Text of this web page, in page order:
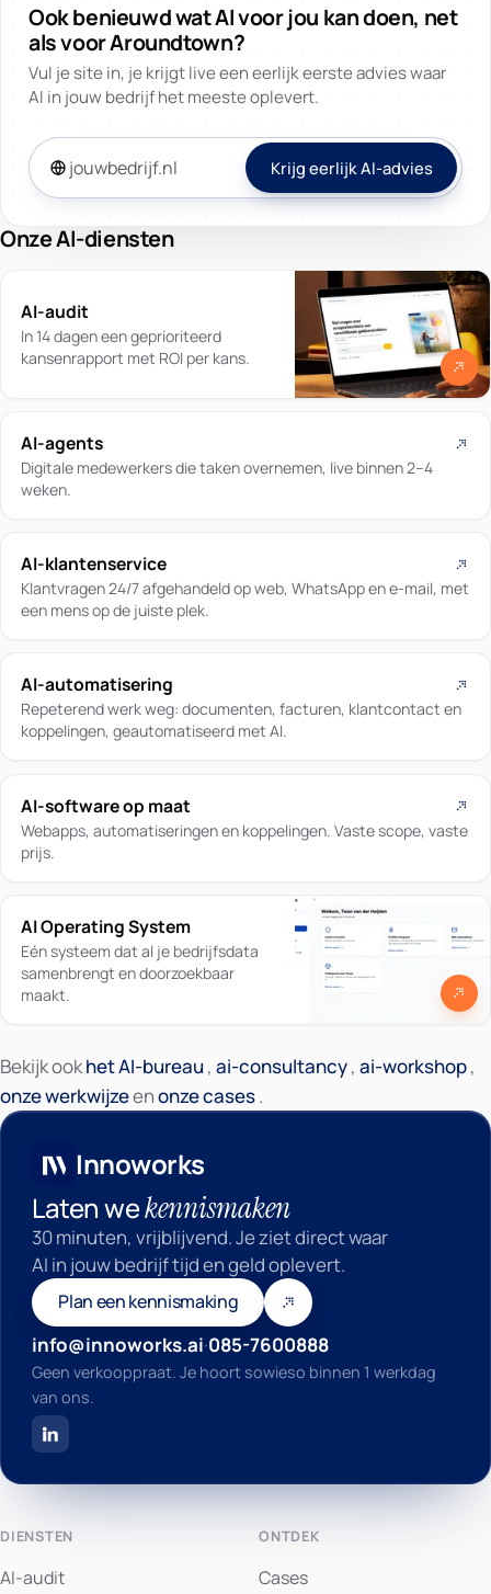
Ook benieuwd wat AI voor jou kan doen, net
als voor Aroundtown?
Vul je site in, je krijgt live een eerlijk eerste advies waar
AI in jouw bedrijf het meeste oplevert.
Krijg eerlijk AI-advies
Onze AI-diensten
AI-audit
In 14 dagen een geprioriteerd
kansenrapport met ROI per kans.
AI-agents
Digitale medewerkers die taken overnemen, live binnen 2–4
weken.
AI-klantenservice
Klantvragen 24/7 afgehandeld op web, WhatsApp en e-mail, met
een mens op de juiste plek.
AI-automatisering
Repeterend werk weg: documenten, facturen, klantcontact en
koppelingen, geautomatiseerd met AI.
AI-software op maat
Webapps, automatiseringen en koppelingen. Vaste scope, vaste
prijs.
AI Operating System
Eén systeem dat al je bedrijfsdata
samenbrengt en doorzoekbaar
maakt.
Bekijk ookhet AI-bureau, ai-consultancy, ai-workshop,
onze werkwijzeenonze cases.
Innoworks
Innoworks
Laten wekennismaken
30 minuten, vrijblijvend. Je ziet direct waar
AI in jouw bedrijf tijd en geld oplevert.
Plan een kennismaking
info@innoworks.ai·085-7600888
Geen verkooppraat. Je hoort sowieso binnen 1 werkdag
van ons.
DIENSTEN
AI-audit
ONTDEK
Cases